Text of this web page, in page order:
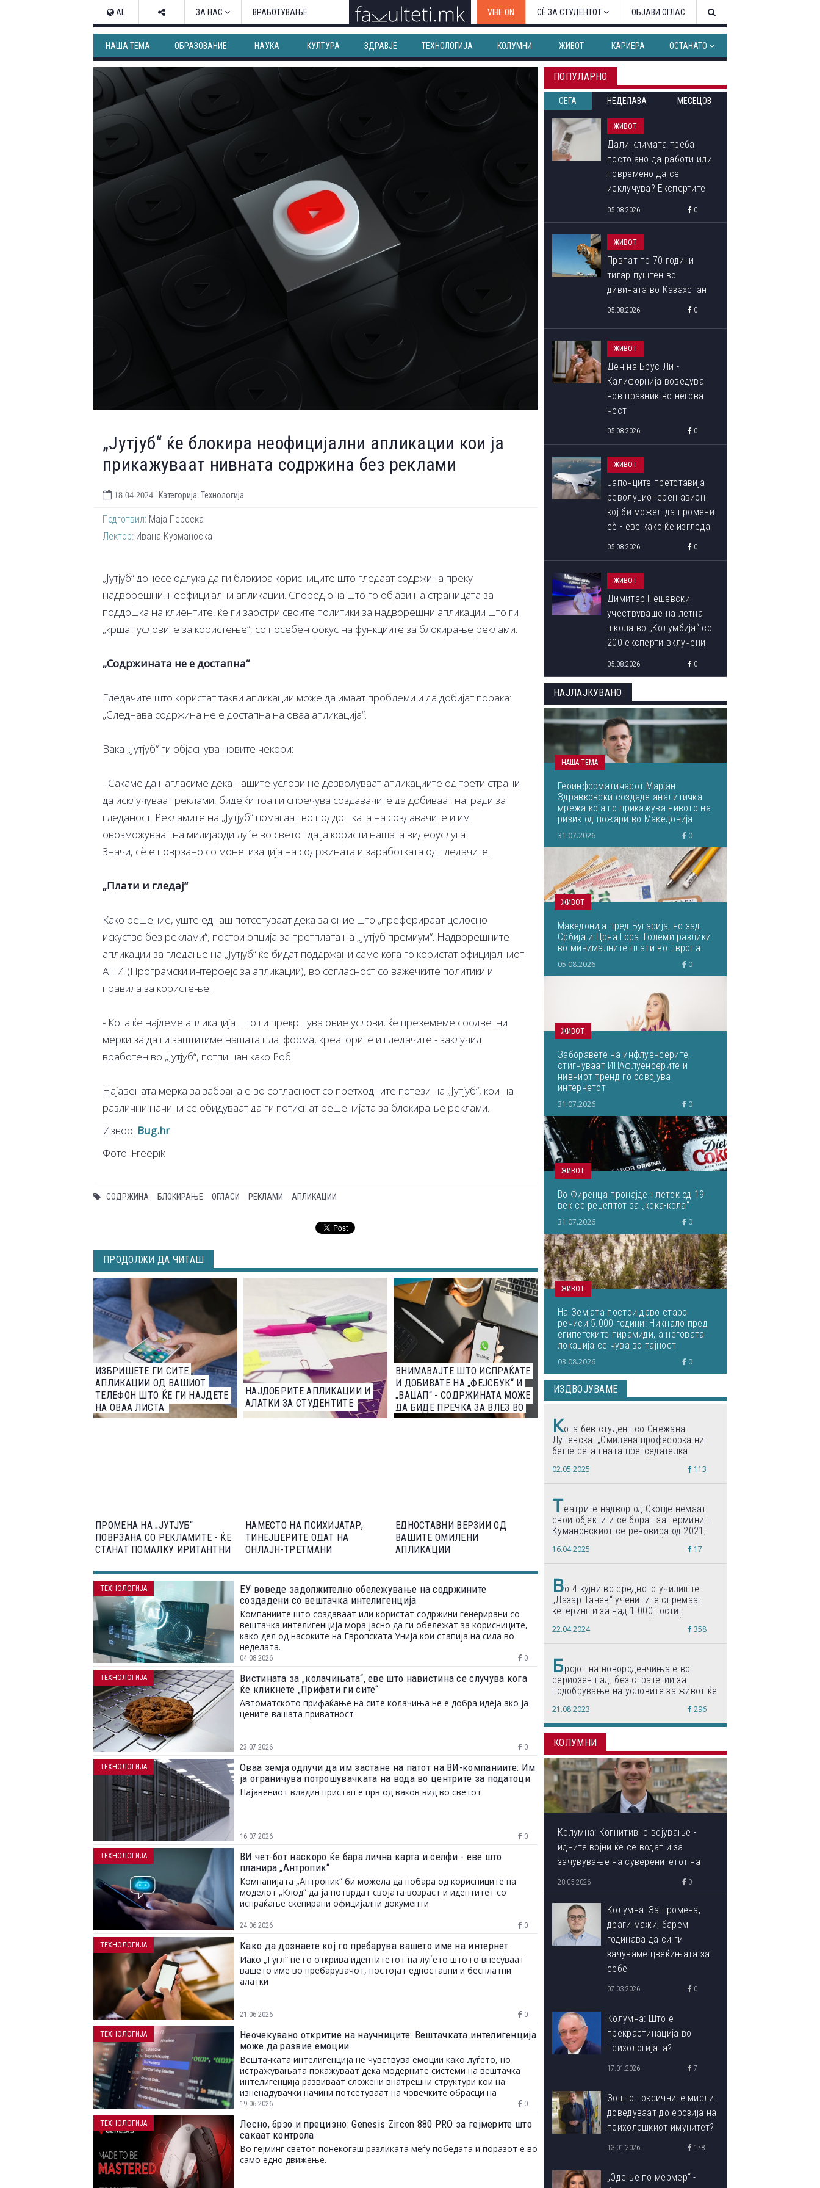
AL ЗА НАС ВРАБОТУВАЊЕ VIBE ON СЀ ЗА СТУДЕНТОТ ОБЈАВИ ОГЛАС
НАША ТЕМА ОБРАЗОВАНИЕ НАУКА КУЛТУРА ЗДРАВЈЕ ТЕХНОЛОГИЈА КОЛУМНИ ЖИВОТ КАРИЕРА ОСТАНАТО
„Јутјуб“ ќе блокира неофицијални апликации кои ја
прикажуваат нивната содржина без реклами
18.04.2024 Категорија: Технологија
Подготвил: Маја Пероска
Лектор: Ивана Кузманоска
„Јутјуб“ донесе одлука да ги блокира корисниците што гледаат содржина преку
надворешни, неофицијални апликации. Според она што го објави на страницата за
поддршка на клиентите, ќе ги заостри своите политики за надворешни апликации што ги
„кршат условите за користење“, со посебен фокус на функциите за блокирање реклами.
„Содржината не е достапна“
Гледачите што користат такви апликации може да имаат проблеми и да добијат порака:
„Следнава содржина не е достапна на оваа апликација“.
Вака „Јутјуб“ ги објаснува новите чекори:
- Сакаме да нагласиме дека нашите услови не дозволуваат апликациите од трети страни
да исклучуваат реклами, бидејќи тоа ги спречува создавачите да добиваат награди за
гледаност. Рекламите на „Јутјуб“ помагаат во поддршката на создавачите и им
овозможуваат на милијарди луѓе во светот да ја користи нашата видеоуслуга.
Значи, сè е поврзано со монетизација на содржината и заработката од гледачите.
„Плати и гледај“
Како решение, уште еднаш потсетуваат дека за оние што „преферираат целосно
искуство без реклами“, постои опција за претплата на „Јутјуб премиум“. Надворешните
апликации за гледање на „Јутјуб“ ќе бидат поддржани само кога го користат официјалниот
АПИ (Програмски интерфејс за апликации), во согласност со важечките политики и
правила за користење.
- Кога ќе најдеме апликација што ги прекршува овие услови, ќе преземеме соодветни
мерки за да ги заштитиме нашата платформа, креаторите и гледачите - заклучил
вработен во „Јутјуб“, потпишан како Роб.
Најавената мерка за забрана е во согласност со претходните потези на „Јутјуб“, кои на
различни начини се обидуваат да ги потиснат решенијата за блокирање реклами.
Извор: Bug.hr
Фото: Freepik
СОДРЖИНА БЛОКИРАЊЕ ОГЛАСИ РЕКЛАМИ АПЛИКАЦИИ
ПРОДОЛЖИ ДА ЧИТАШ
ИЗБРИШЕТЕ ГИ СИТЕ
АПЛИКАЦИИ ОД ВАШИОТ
ТЕЛЕФОН ШТО ЌЕ ГИ НАЈДЕТЕ
НА ОВАА ЛИСТА
НАЈДОБРИТЕ АПЛИКАЦИИ И
АЛАТКИ ЗА СТУДЕНТИТЕ
ВНИМАВАЈТЕ ШТО ИСПРАЌАТЕ
И ДОБИВАТЕ НА „ФЕЈСБУК“ И
„ВАЦАП“ - СОДРЖИНАТА МОЖЕ
ДА БИДЕ ПРЕЧКА ЗА ВЛЕЗ ВО
САД
ПРОМЕНА НА „ЈУТЈУБ“
ПОВРЗАНА СО РЕКЛАМИТЕ - ЌЕ
СТАНАТ ПОМАЛКУ ИРИТАНТНИ
НАМЕСТО НА ПСИХИЈАТАР,
ТИНЕЈЏЕРИТЕ ОДАТ НА
ОНЛАЈН-ТРЕТМАНИ
ЕДНОСТАВНИ ВЕРЗИИ ОД
ВАШИТЕ ОМИЛЕНИ
АПЛИКАЦИИ
ЕУ воведе задолжително обележување на содржините
создадени со вештачка интелигенција
Компаниите што создаваат или користат содржини генерирани со
вештачка интелигенција мора јасно да ги обележат за корисниците,
како дел од насоките на Европската Унија кои стапија на сила во
неделата.
04.08.2026 0
ТЕХНОЛОГИЈА
Вистината за „колачињата“, еве што навистина се случува кога
ќе кликнете „Прифати ги сите“
Автоматското прифаќање на сите колачиња не е добра идеја ако ја
цените вашата приватност
23.07.2026 0
ТЕХНОЛОГИЈА
Оваа земја одлучи да им застане на патот на ВИ-компаниите: Им
ја ограничува потрошувачката на вода во центрите за податоци
Најавениот владин пристап е прв од ваков вид во светот
16.07.2026 0
ТЕХНОЛОГИЈА
ВИ чет-бот наскоро ќе бара лична карта и селфи - еве што
планира „Антропик“
Компанијата „Антропик“ би можела да побара од корисниците на
моделот „Клод“ да ја потврдат својата возраст и идентитет со
испраќање скенирани официјални документи
24.06.2026 0
ТЕХНОЛОГИЈА
Како да дознаете кој го пребарува вашето име на интернет
Иако „Гугл“ не го открива идентитетот на луѓето што го внесуваат
вашето име во пребарувачот, постојат едноставни и бесплатни
алатки
21.06.2026 0
ТЕХНОЛОГИЈА
Неочекувано откритие на научниците: Вештачката интелигенција
може да развие емоции
Вештачката интелигенција не чувствува емоции како луѓето, но
истражувањата покажуваат дека модерните системи на вештачка
интелигенција развиваат сложени внатрешни структури кои на
изненадувачки начини потсетуваат на човечките обрасци на
размислување и однесување.
19.06.2026 0
ТЕХНОЛОГИЈА
Лесно, брзо и прецизно: Genesis Zircon 880 PRO за гејмерите што
сакаат контрола
Во гејминг светот понекогаш разликата меѓу победата и поразот е во
само едно движење.
ТЕХНОЛОГИЈА
ПОПУЛАРНО
СЕГА НЕДЕЛАВА МЕСЕЦОВ
ЖИВОТ
Дали климата треба
постојано да работи или
повремено да се
исклучува? Експертите
троши помалку струја
05.08.2026 0
ЖИВОТ
Првпат по 70 години
тигар пуштен во
дивината во Казахстан
05.08.2026 0
ЖИВОТ
Ден на Брус Ли -
Калифорнија воведува
нов празник во негова
чест
05.08.2026 0
ЖИВОТ
Јапонците претставија
револуционерен авион
кој би можел да промени
сѐ - еве како ќе изгледа
05.08.2026 0
ЖИВОТ
Димитар Пешевски
учествуваше на летна
школа во „Колумбија“ со
200 експерти вклучени
„Знаењето од водечките
светски ВИ-истражувачи
ќе им го пренесам на
студентите“
05.08.2026 0
НАЈЛАЈКУВАНО
НАША ТЕМА
Геоинформатичарот Марјан
Здравковски создаде аналитичка
мрежа која го прикажува нивото на
ризик од пожари во Македонија
31.07.2026 0
ЖИВОТ
Македонија пред Бугарија, но зад
Србија и Црна Гора: Големи разлики
во минималните плати во Европа
05.08.2026 0
ЖИВОТ
Заборавете на инфлуенсерите,
стигнуваат ИНАфлуенсерите и
нивниот тренд го освојува
интернетот
31.07.2026 0
ЖИВОТ
Во Фиренца пронајден леток од 19
век со рецептот за „кока-кола“
31.07.2026 0
ЖИВОТ
На Земјата постои дрво старо
речиси 5.000 години: Никнало пред
египетските пирамиди, а неговата
локација се чува во тајност
03.08.2026 0
ИЗДВОЈУВАМЕ
Кога бев студент со Снежана
Лупевска: „Омилена професорка ни
беше сегашната претседателка
Гордана Сиљановска-Давкова“
02.05.2025 113
Театрите надвор од Скопје немаат
свои објекти и се борат за термини -
Кумановскиот се реновира од 2021,
Струмичкиот се гради веќе 11 години
16.04.2025 17
Во 4 кујни во средното училиште
„Лазар Танев“ учениците спремаат
кетеринг и за над 1.000 гости:
„Формиравме компанија и работиме
по светски стандарди“
22.04.2024 358
Бројот на новороденчиња е во
сериозен пад, без стратегии за
подобрување на условите за живот ќе
дојде до затворање на училишта,
предупредуваат експертите
21.08.2023 296
КОЛУМНИ
Колумна: Когнитивно војување -
идните војни ќе се водат и за
зачувување на суверенитетот на
сопствениот ум
28.05.2026 0
Колумна: За промена,
драги мажи, барем
годинава да си ги
зачуваме цвеќињата за
себе
07.03.2026 0
Колумна: Што е
прекрастинација во
психологијата?
17.01.2026 7
Зошто токсичните мисли
доведуваат до ерозија на
психолошкиот имунитет?
13.01.2026 178
„Одење по мермер“ -